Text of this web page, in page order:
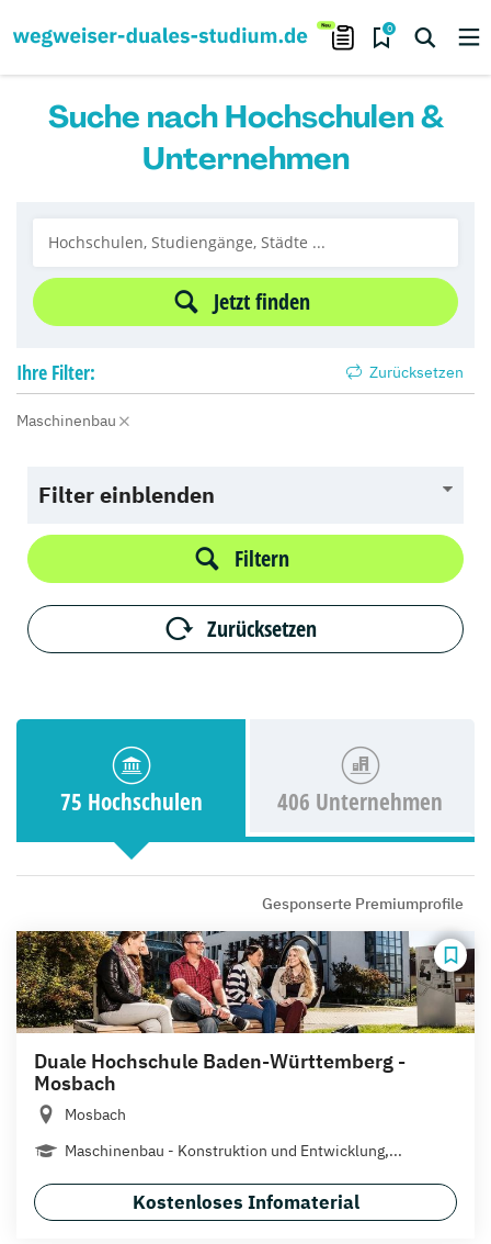
0
Suche nach Hochschulen &
Unternehmen
Jetzt finden
Ihre Filter: Zurücksetzen
Maschinenbau
Filter einblenden
Filtern
Zurücksetzen
75 Hochschulen 406 Unternehmen
Gesponserte Premiumprofile
Duale Hochschule Baden-Württemberg -
Mosbach
Mosbach
Maschinenbau - Konstruktion und Entwicklung,...
Kostenloses Infomaterial